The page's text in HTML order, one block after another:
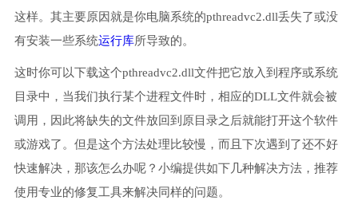
这样。其主要原因就是你电脑系统的pthreadvc2.dll丢失了或没
有安装一些系统运行库所导致的。
这时你可以下载这个pthreadvc2.dll文件把它放入到程序或系统
目录中，当我们执行某个进程文件时，相应的DLL文件就会被
调用，因此将缺失的文件放回到原目录之后就能打开这个软件
或游戏了。但是这个方法处理比较慢，而且下次遇到了还不好
快速解决，那该怎么办呢？小编提供如下几种解决方法，推荐
使用专业的修复工具来解决同样的问题。